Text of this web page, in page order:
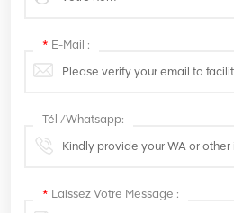
* E-Mail :
Tél /Whatsapp:
* Laissez Votre Message :